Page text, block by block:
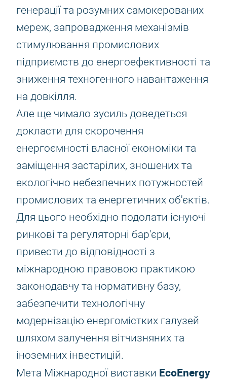
генерації та розумних самокерованих
мереж, запровадження механізмів
стимулювання промислових
підприємств до енергоефективності та
зниження техногенного навантаження
на довкілля.
Але ще чимало зусиль доведеться
докласти для скорочення
енергоємності власної економіки та
заміщення застарілих, зношених та
екологічно небезпечних потужностей
промислових та енергетичних об'єктів.
Для цього необхідно подолати існуючі
ринкові та регуляторні бар'єри,
привести до відповідності з
міжнародною правовою практикою
законодавчу та нормативну базу,
забезпечити технологічну
модернізацію енергомістких галузей
шляхом залучення вітчизняних та
іноземних інвестицій.
Мета Міжнародної виставки EcoEnergy